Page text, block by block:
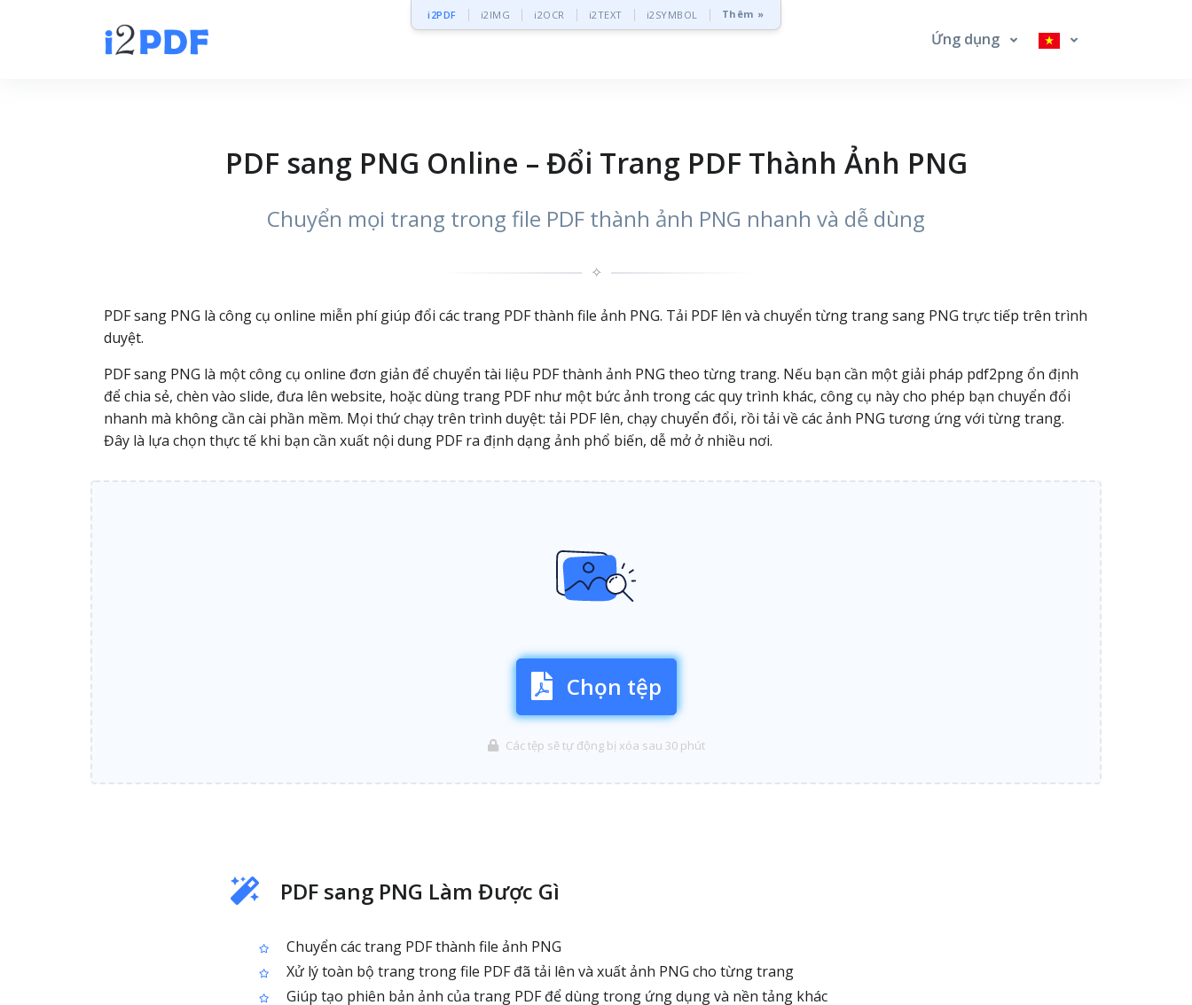
i2PDF i2IMG i2OCR i2TEXT i2SYMBOL Thêm »
Ứng dụng
PDF sang PNG Online – Đổi Trang PDF Thành Ảnh PNG
Chuyển mọi trang trong file PDF thành ảnh PNG nhanh và dễ dùng
✧
PDF sang PNG là công cụ online miễn phí giúp đổi các trang PDF thành file ảnh PNG. Tải PDF lên và chuyển từng trang sang PNG trực tiếp trên trình
duyệt.
PDF sang PNG là một công cụ online đơn giản để chuyển tài liệu PDF thành ảnh PNG theo từng trang. Nếu bạn cần một giải pháp pdf2png ổn định
để chia sẻ, chèn vào slide, đưa lên website, hoặc dùng trang PDF như một bức ảnh trong các quy trình khác, công cụ này cho phép bạn chuyển đổi
nhanh mà không cần cài phần mềm. Mọi thứ chạy trên trình duyệt: tải PDF lên, chạy chuyển đổi, rồi tải về các ảnh PNG tương ứng với từng trang.
Đây là lựa chọn thực tế khi bạn cần xuất nội dung PDF ra định dạng ảnh phổ biến, dễ mở ở nhiều nơi.
Chọn tệp
Các tệp sẽ tự động bị xóa sau 30 phút
PDF sang PNG Làm Được Gì
Chuyển các trang PDF thành file ảnh PNG
Xử lý toàn bộ trang trong file PDF đã tải lên và xuất ảnh PNG cho từng trang
Giúp tạo phiên bản ảnh của trang PDF để dùng trong ứng dụng và nền tảng khác